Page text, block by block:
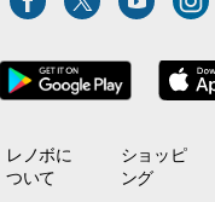
レノボに
ついて
ショッピ
ング